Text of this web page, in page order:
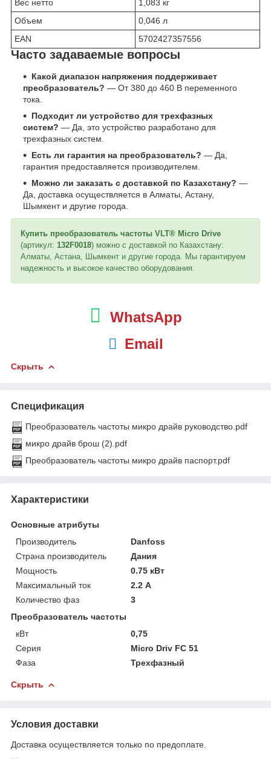
Вес нетто
1,083 кг
Объем
0,046 л
EAN
5702427357556
Часто задаваемые вопросы
Какой диапазон напряжения поддерживает
преобразователь? — От 380 до 460 В переменного
тока.
Подходит ли устройство для трехфазных
систем? — Да, это устройство разработано для
трехфазных систем.
Есть ли гарантия на преобразователь? — Да,
гарантия предоставляется производителем.
Можно ли заказать с доставкой по Казахстану? —
Да, доставка осуществляется в Алматы, Астану,
Шымкент и другие города.
Купить преобразователь частоты VLT® Micro Drive
(артикул: 132F0018) можно с доставкой по Казахстану:
Алматы, Астана, Шымкент и другие города. Мы гарантируем
надежность и высокое качество оборудования.
WhatsApp
Email
Скрыть
Спецификация
Преобразователь частоты микро драйв руководство.pdf
микро драйв брош (2).pdf
Преобразователь частоты микро драйв паспорт.pdf
Характеристики
Основные атрибуты
Производитель
Danfoss
Страна производитель
Дания
Мощность
0.75 кВт
Максимальный ток
2.2 А
Количество фаз
3
Преобразователь частоты
кВт
0,75
Серия
Micro Driv FC 51
Фаза
Трехфазный
Скрыть
Условия доставки
Доставка осуществляется только по предоплате.